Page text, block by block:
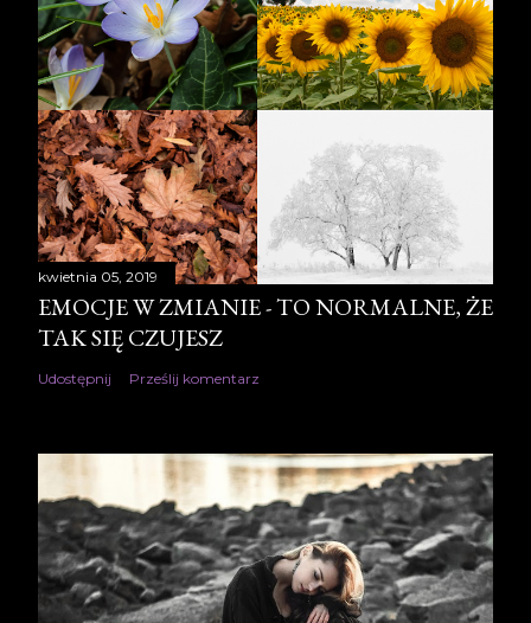
kwietnia 05, 2019
EMOCJE W ZMIANIE - TO NORMALNE, ŻE
TAK SIĘ CZUJESZ
Udostępnij Prześlij komentarz